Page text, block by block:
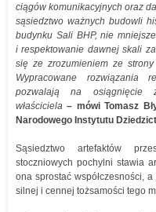
ciągów komunikacyjnych oraz
sąsiedztwo ważnych budowli
budynku Sali BHP, nie
i respektowanie dawnej skali
się ze zrozumieniem ze strony
Wypracowane rozwiązania
pozwalają na osiągnięcie
właściciela – mówi Tomasz
Narodowego Instytutu
Sąsiedztwo artefaktów
stoczniowych pochylni stawia
ona sprostać współczesności,
silnej i cennej tożsamości tego